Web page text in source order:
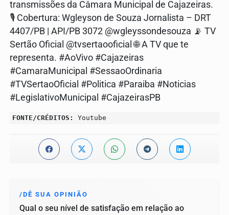
transmissões da Câmara Municipal de Cajazeiras.
🎙️ Cobertura: Wgleyson de Souza Jornalista – DRT
4407/PB | API/PB 3072 @wgleyssondesouza 📡 TV
Sertão Oficial @tvsertaooficial 🌐 A TV que te
representa. #AoVivo #Cajazeiras
#CamaraMunicipal #SessaoOrdinaria
#TVSertaoOficial #Politica #Paraiba #Noticias
#LegislativoMunicipal #CajazeirasPB
FONTE/CRÉDITOS: Youtube
/DÊ SUA OPINIÃO
Qual o seu nível de satisfação em relação ao